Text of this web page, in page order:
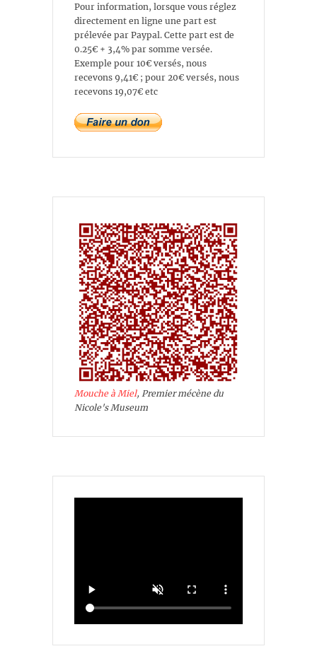
Pour information, lorsque vous réglez
directement en ligne une part est
prélevée par Paypal. Cette part est de
0.25€ + 3,4% par somme versée.
Exemple pour 10€ versés, nous
recevons 9,41€ ; pour 20€ versés, nous
recevons 19,07€ etc
Mouche à Miel, Premier mécène du
Nicole's Museum